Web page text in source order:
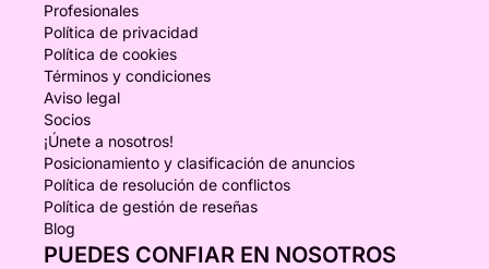
Profesionales
Política de privacidad
Política de cookies
Términos y condiciones
Aviso legal
Socios
¡Únete a nosotros!
Posicionamiento y clasificación de anuncios
Política de resolución de conflictos
Política de gestión de reseñas
Blog
PUEDES CONFIAR EN NOSOTROS